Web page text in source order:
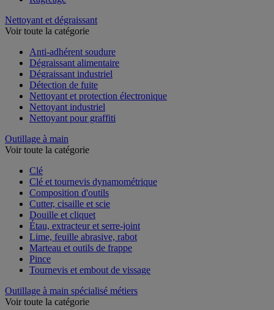
Nettoyant et dégraissant
Voir toute la catégorie
Anti-adhérent soudure
Dégraissant alimentaire
Dégraissant industriel
Détection de fuite
Nettoyant et protection électronique
Nettoyant industriel
Nettoyant pour graffiti
Outillage à main
Voir toute la catégorie
Clé
Clé et tournevis dynamométrique
Composition d'outils
Cutter, cisaille et scie
Douille et cliquet
Étau, extracteur et serre-joint
Lime, feuille abrasive, rabot
Marteau et outils de frappe
Pince
Tournevis et embout de vissage
Outillage à main spécialisé métiers
Voir toute la catégorie